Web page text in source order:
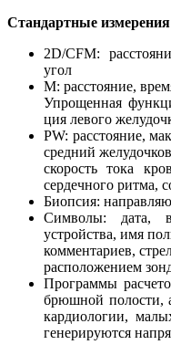
Стандартные
2D/CFM:
угол
M: расстояние,
Упрощенная
ция левого
PW: расстояние,
средний
скорость тока
сердечного ритма,
Биопсия:
Символы: дата,
устройства, имя
комментариев,
расположением
Программы
брюшной полости,
кардиологии,
генерируются